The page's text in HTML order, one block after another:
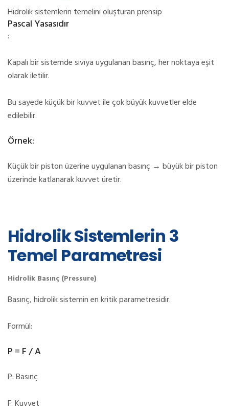
Hidrolik sistemlerin temelini oluşturan prensip
Pascal Yasasıdır
:
Kapalı bir sistemde sıvıya uygulanan basınç, her noktaya eşit
olarak iletilir.
Bu sayede küçük bir kuvvet ile çok büyük kuvvetler elde
edilebilir.
Örnek:
Küçük bir piston üzerine uygulanan basınç → büyük bir piston
üzerinde katlanarak kuvvet üretir.
Hidrolik Sistemlerin 3
Temel Parametresi
Hidrolik Basınç (Pressure)
Basınç, hidrolik sistemin en kritik parametresidir.
Formül:
P = F / A
P: Basınç
F: Kuvvet